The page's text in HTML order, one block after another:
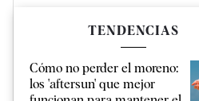
TENDENCIAS
Cómo no perder el moreno:
los 'aftersun' que mejor